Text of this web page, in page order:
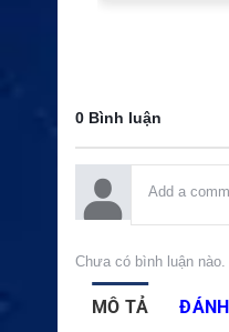
0 Bình luận
Chưa có bình luận
MÔ TẢ